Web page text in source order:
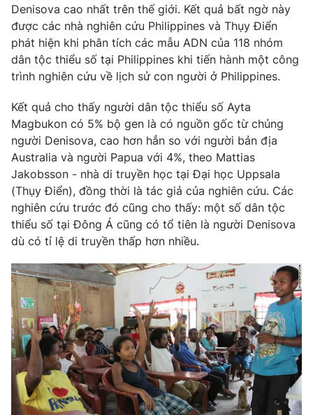
VTV4 Vươn mình bằng AI
VTV9 VTV8
THỜI BÁO VTV
Theo dõi báo trên
Cơ quan chủ quản:
Đài Truyền hình Việt Nam
Cơ quan báo chí:Thời báo VTV
Giấy phép hoạt động báo in và báo điện tử số 483/GP-BTTTT
cấp ngày 29/12/2023
Tổng Biên tập:Vũ Thanh Thủy
Phó Tổng Biên tập:Nguyễn Thị Mỹ Hạnh, Phạm Quốc Thắng,
Nguyễn Trọng Ninh
Tổng đài VTV:024.38 355 931 - 024.38 355 932
Ðiện thoại Thời báo VTV:024.66 897 897
Denisova cao nhất trên thế giới. Kết quả bất ngờ này
được các nhà nghiên cứu Philippines và Thụy Điển
phát hiện khi phân tích các mẫu ADN của 118 nhóm
dân tộc thiểu số tại Philippines khi tiến hành một công
trình nghiên cứu về lịch sử con người ở Philippines.
Kết quả cho thấy người dân tộc thiểu số Ayta
Magbukon có 5% bộ gen là có nguồn gốc từ chủng
người Denisova, cao hơn hẳn so với người bản địa
Australia và người Papua với 4%, theo Mattias
Jakobsson - nhà di truyền học tại Đại học Uppsala
(Thụy Điển), đồng thời là tác giả của nghiên cứu. Các
nghiên cứu trước đó cũng cho thấy: một số dân tộc
thiểu số tại Đông Á cũng có tổ tiên là người Denisova
dù có tỉ lệ di truyền thấp hơn nhiều.